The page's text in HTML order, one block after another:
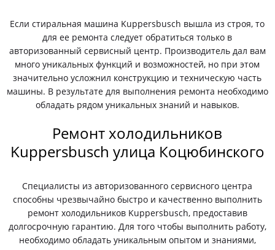
Если стиральная машина Kuppersbusch вышла из строя, то
для ее ремонта следует обратиться только в
авторизованный сервисный центр. Производитель дал вам
много уникальных функций и возможностей, но при этом
значительно усложнил конструкцию и техническую часть
машины. В результате для выполнения ремонта необходимо
обладать рядом уникальных знаний и навыков.
Ремонт холодильников
Kuppersbusch улица Коцюбинского
Специалисты из авторизованного сервисного центра
способны чрезвычайно быстро и качественно выполнить
ремонт холодильников Kuppersbusch, предоставив
долгосрочную гарантию. Для того чтобы выполнить работу,
необходимо обладать уникальным опытом и знаниями,